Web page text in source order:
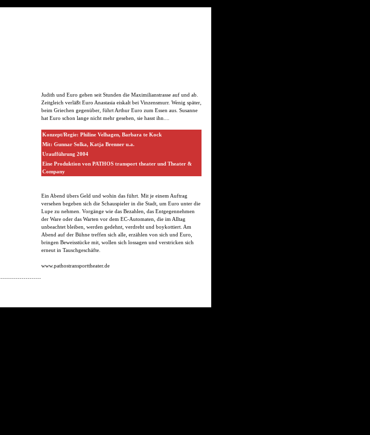
Judith und Euro gehen seit Stunden die Maximilianstrasse auf und ab.
Zeitgleich verläßt Euro Anastasia eiskalt bei Vinzensmurr. Wenig später,
beim Griechen gegenüber, führt Arthur Euro zum Essen aus. Susanne
hat Euro schon lange nicht mehr gesehen, sie hasst ihn....
Konzept/Regie: Philine Velhagen, Barbara te Kock
Mit: Gunnar Solka, Katja Brenner u.a.
Uraufführung 2004
Eine Produktion von PATHOS transport theater und Theater &
Company
Ein Abend übers Geld und wohin das führt. Mit je einem Auftrag
versehen begeben sich die Schauspieler in die Stadt, um Euro unter die
Lupe zu nehmen. Vorgänge wie das Bezahlen, das Entgegennehmen
der Ware oder das Warten vor dem EC-Automaten, die im Alltag
unbeachtet bleiben, werden gedehnt, verdreht und boykottiert. Am
Abend auf der Bühne treffen sich alle, erzählen von sich und Euro,
bringen Beweisstücke mit, wollen sich lossagen und verstricken sich
erneut in Tauschgeschäfte.
www.pathostransporttheater.de